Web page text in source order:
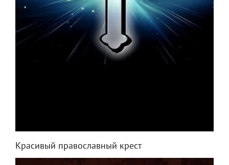
Красивый православный крест